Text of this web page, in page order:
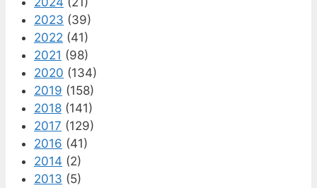
2023 (39)
2022 (41)
2021 (98)
2020 (134)
2019 (158)
2018 (141)
2017 (129)
2016 (41)
2014 (2)
2013 (5)